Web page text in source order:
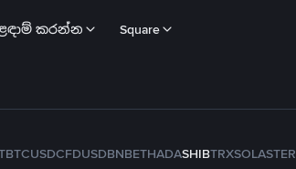
කරන්න Square
BTCUSDCFDUSDBNBETHADASHIBTRXSOLASTER